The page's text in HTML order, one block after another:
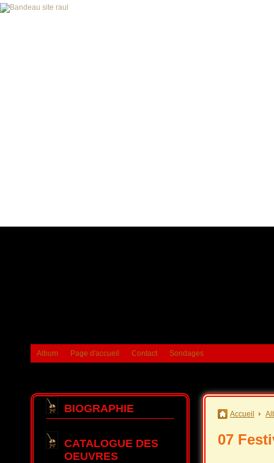
Album Page d'accueil Contact Sondages
BIOGRAPHIE
CATALOGUE DES
OEUVRES
Accueil
07